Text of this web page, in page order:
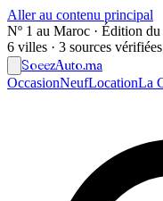
Aller au contenu principal
Nº 1 au Maroc · Édition du
6 villes · 3 sources vérifiées
SoeezAuto.ma
OccasionNeufLocationLa